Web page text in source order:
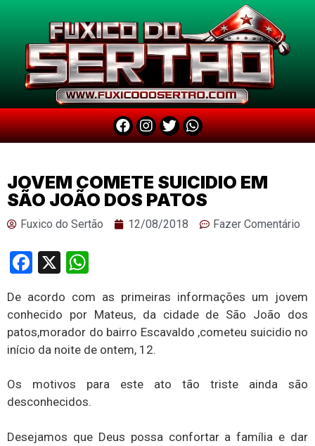
JOVEM COMETE SUICIDIO EM
SÃO JOÃO DOS PATOS
Fuxico do Sertão 12/08/2018 Fazer Comentário
Facebook
X
De acordo com as primeiras informações um jovem
conhecido por Mateus, da cidade de São João dos
patos,morador do bairro Escavaldo ,cometeu suicidio no
início da noite de ontem, 12.
Os motivos para este ato tão triste ainda são
desconhecidos.
Desejamos que Deus possa confortar a família e dar